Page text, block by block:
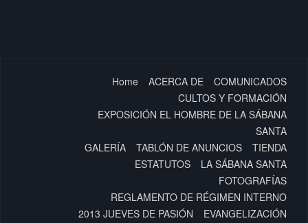
Home ACERCA DE
COMUNICADOS
CULTOS Y FORMACIÓN
EXPOSICIÓN EL HOMBRE DE LA SÁBANA
SANTA
GALERÍA
TABLÓN DE ANUNCIOS
TIENDA
ESTATUTOS
LA SÁBANA SANTA
FOTOGRAFÍAS
REGLAMENTO DE RÉGIMEN INTERNO
2013 JUEVES DE PASIÓN
EVANGELIZACIÓN